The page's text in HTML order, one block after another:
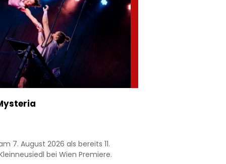
7. August 2026 als bereits 11.
bei Wien Premiere.